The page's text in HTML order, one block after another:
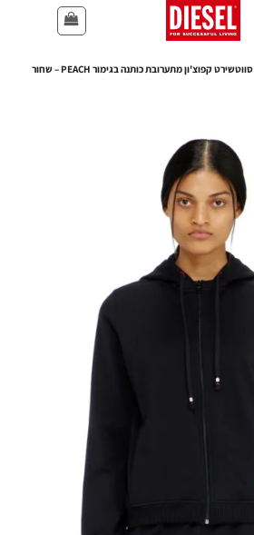
סווטשירט קפוצ'ון מתערובת כותנה בגימור PEACH – שחור